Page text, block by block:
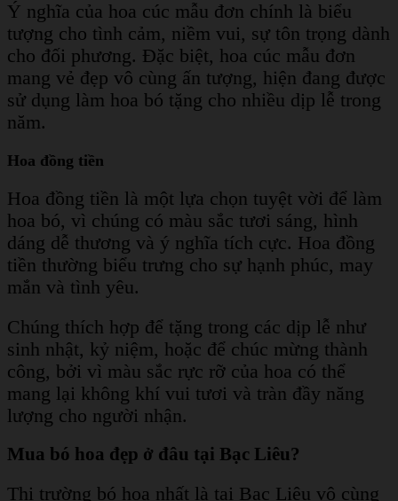
Ý nghĩa của hoa cúc mẫu đơn chính là biểu
tượng cho tình cảm, niềm vui, sự tôn trọng dành
cho đối phương. Đặc biệt, hoa cúc mẫu đơn
mang vẻ đẹp vô cùng ấn tượng, hiện đang được
sử dụng làm hoa bó tặng cho nhiều dịp lễ trong
năm.
Hoa đồng tiền
Hoa đồng tiền là một lựa chọn tuyệt vời để làm
hoa bó, vì chúng có màu sắc tươi sáng, hình
dáng dễ thương và ý nghĩa tích cực. Hoa đồng
tiền thường biểu trưng cho sự hạnh phúc, may
mắn và tình yêu.
Chúng thích hợp để tặng trong các dịp lễ như
sinh nhật, kỷ niệm, hoặc để chúc mừng thành
công, bởi vì màu sắc rực rỡ của hoa có thể
mang lại không khí vui tươi và tràn đầy năng
lượng cho người nhận.
Mua bó hoa đẹp ở đâu tại Bạc Liêu?
Thị trường bó hoa nhất là tại Bạc Liêu vô cùng